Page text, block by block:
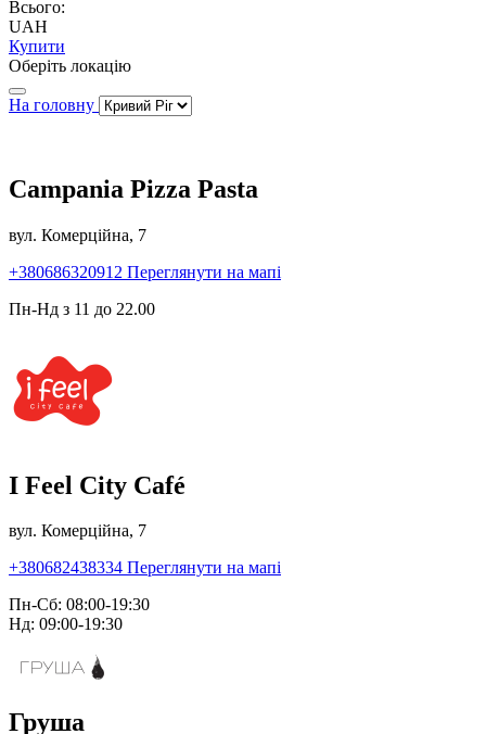
Всього:
UAH
Купити
Оберіть локацію
На головну
Campania Pizza Pasta
вул. Комерційна, 7
+380686320912 Переглянути на мапі
Пн-Нд з 11 до 22.00
I Feel City Café
вул. Комерційна, 7
+380682438334 Переглянути на мапі
Пн-Сб: 08:00-19:30
Нд: 09:00-19:30
Груша